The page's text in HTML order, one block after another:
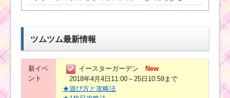
ツムツム最新情報
新イベ
ント
イースターガーデン New
2018年4月4日11:00～25日10:59まで
★遊び方と攻略法